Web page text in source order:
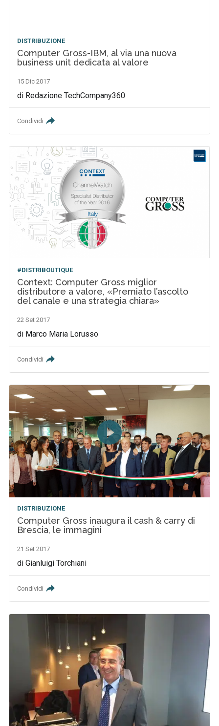
DISTRIBUZIONE
Computer Gross-IBM, al via una nuova
business unit dedicata al valore
15 Dic 2017
di Redazione TechCompany360
Condividi
#DISTRIBOUTIQUE
Context: Computer Gross miglior
distributore a valore, «Premiato l’ascolto
del canale e una strategia chiara»
22 Set 2017
di Marco Maria Lorusso
Condividi
DISTRIBUZIONE
Computer Gross inaugura il cash & carry di
Brescia, le immagini
21 Set 2017
di Gianluigi Torchiani
Condividi